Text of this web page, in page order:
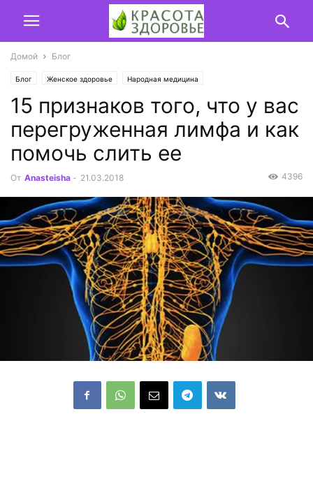
Домой Блог
Блог Женское здоровье Народная медицина
15 признаков того, что у вас
перегруженная лимфа и как
помочь слить ее
От Anasteisha - 21.03.2018 4396